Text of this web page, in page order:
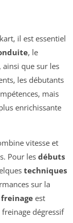
il est essentiel
, le
, ainsi que sur les
les débutants
mais
enrichissante
vitesse et
Pour les débuts
techniques
sur la
freinage est
dégressif